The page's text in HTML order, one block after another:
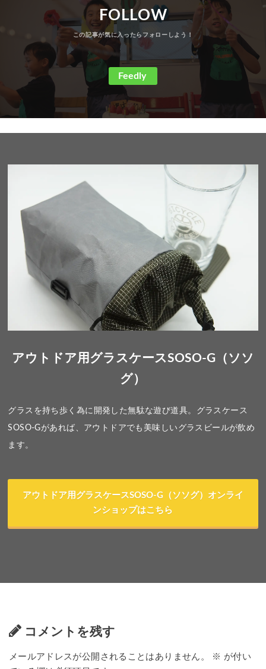
FOLLOW
Feedly
アウトドア用グラスケースSOSO-G（ソソ
グ）
グラスを持ち歩く為に開発した無駄な遊び道具。グラスケース
SOSO-Gがあれば、アウトドアでも美味しいグラスビールが飲め
ます。
アウトドア用グラスケースSOSO-G（ソソグ）オンライ
ンショップはこちら
コメントを残す
メールアドレスが公開されることはありません。 ※ が付い